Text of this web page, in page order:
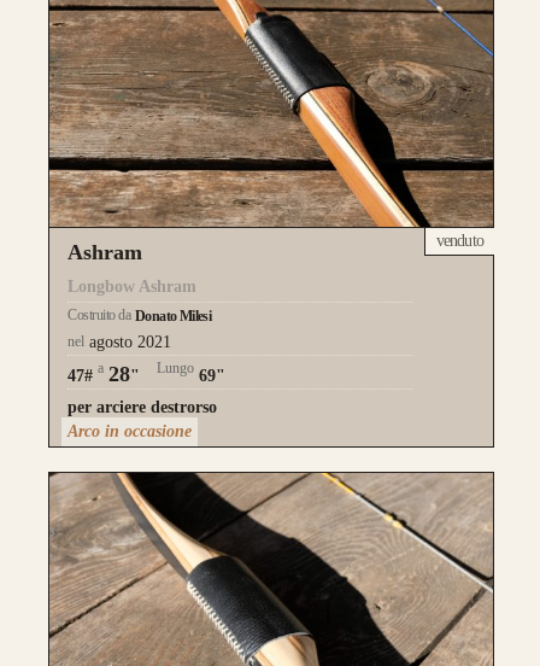
Ashram
Longbow Ashram
Costruito da Donato Milesi
nel agosto 2021
47# a 28" Lungo 69"
per arciere destrorso
venduto
Arco in occasione